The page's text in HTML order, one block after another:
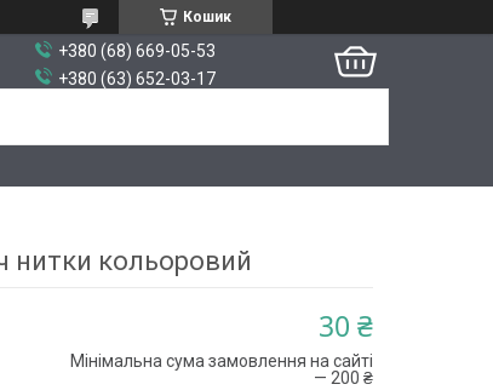
Кошик
+380 (68) 669-05-53
+380 (63) 652-03-17
нитки кольоровий
30 ₴
Мінімальна сума замовлення на сайті
— 200 ₴